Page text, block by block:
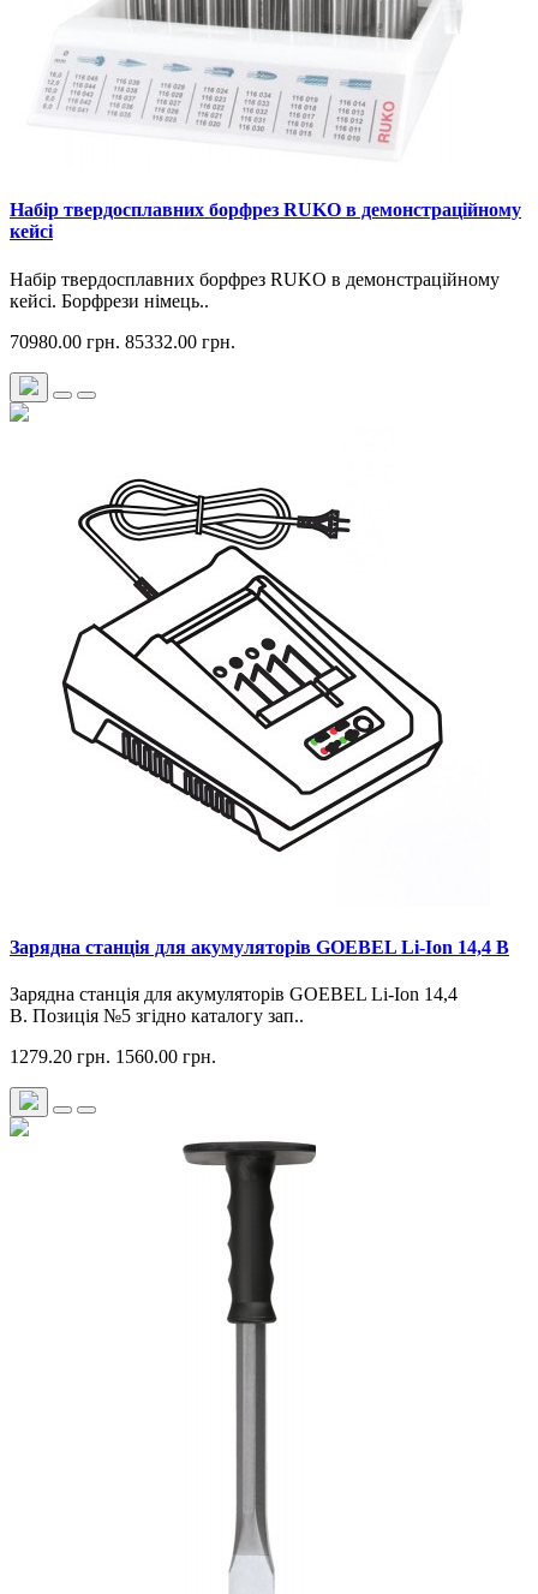
Набір твердосплавних борфрез RUKO в демонстраційному
кейсі
Набір твердосплавних борфрез RUKO в демонстраційному
кейсі. Борфрези німець..
70980.00 грн. 85332.00 грн.
Зарядна станція для акумуляторів GOEBEL Li-Ion 14,4 В
Зарядна станція для акумуляторів GOEBEL Li-Ion 14,4
В. Позиція №5 згідно каталогу зап..
1279.20 грн. 1560.00 грн.